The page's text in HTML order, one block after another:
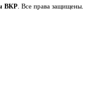
ВКР. Все права защищены.